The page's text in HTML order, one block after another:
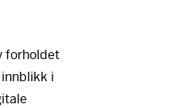
forholdet
i